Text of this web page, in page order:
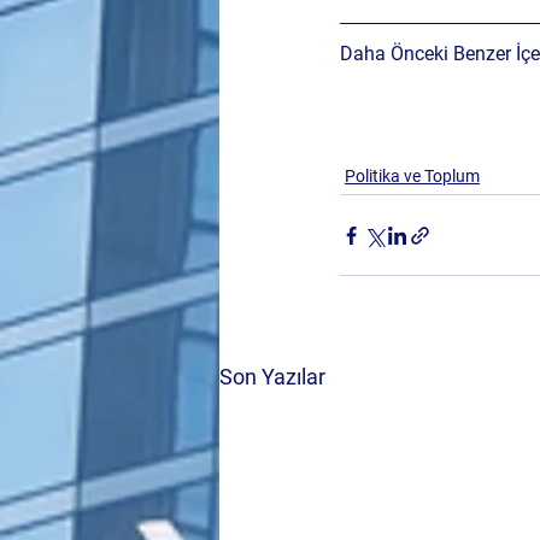
Daha Önceki Benzer
Politika ve Toplum
Son Yazılar